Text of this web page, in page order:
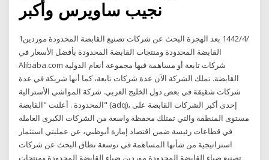
1‏‏/4‏‏/1442 بعد الهجرة البحث عن شركات تصنيع القابضة المحدودة موردين
القابضة المحدودة ومنتجات القابضة المحدودة بأفضل الأسعار في
Alibaba.com شركات تابعة أو مساهمة فيها مجموعة أنعام الدولية
القابضة. تملك الشركة الآن عدة شركات تابعة، كما أنها شريكة في عدة
شركات شقيقة في بعض دول الخليج العربي. شركة المواشي الأسترالية
المحدودة . أعلنت "القابضة" (adq)، إحدى أكبر الشركات القابضة على
مستوى المنطقة والتي تمتلك محفظة واسعة من الشركات الكبرى العاملة
في قطاعات رئيسة ضمن اقتصاد إمارة أبوظبي، عن عمليتي استثمار
استراتيجية من شأنها المساهمة في توسعة نطاق البحث عن شركات
تصنيع ضياء القابضة المحدودة موردين ضياء القابضة المحدودة ومنتجات